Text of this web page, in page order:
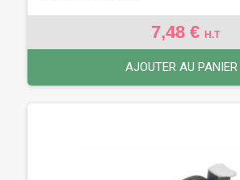
7,48 € H.T
AJOUTER AU PANIER